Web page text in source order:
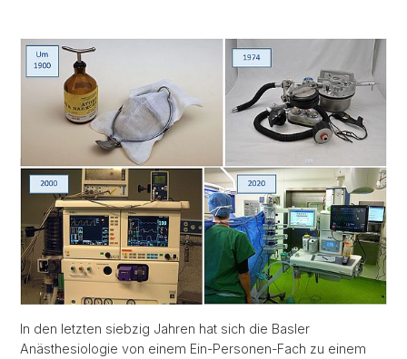
In den letzten siebzig Jahren hat sich die Basler
Anästhesiologie von einem Ein-Personen-Fach zu einem